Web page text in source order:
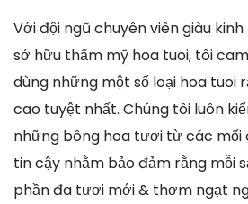
Với đội ngũ chuyên viên giàu
sở hữu thẩm mỹ hoa tuoi, tôi
dùng những một số loại hoa tuoi
cao tuyệt nhất. Chúng tôi luôn
những bông hoa tươi từ các mối
tin cậy nhằm bảo đảm rằng mỗi
phần đa tươi mới & thơm ngạt